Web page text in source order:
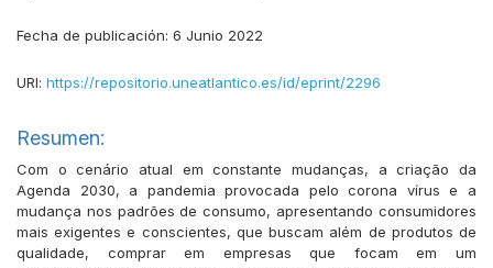
Fecha de publicación: 6 Junio 2022
URI: https://repositorio.uneatlantico.es/id/eprint/2296
Resumen:
Com o cenário atual em constante mudanças, a criação da
Agenda 2030, a pandemia provocada pelo corona vírus e a
mudança nos padrões de consumo, apresentando consumidores
mais exigentes e conscientes, que buscam além de produtos de
qualidade, comprar em empresas que focam em um